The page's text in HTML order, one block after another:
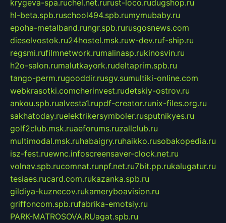
krygeva-spa.ruchel.net.rurust-loco.rudugshop.ru
hl-beta.spb.ruschool494.spb.rumymubaby.ru
epoha-metalband.rungr.spb.rurusgosnews.com
dieselvostok.ru24hostel.msk.ruw-dev.ruf-ship.ru
regsmi.rufilmnetwork.rumalinasp.rukinosvin.ru
h2o-salon.rumalutkayork.rudeltaprim.spb.ru
tango-perm.rugooddir.rusgv.sumultiki-online.com
webkrasotki.comcherinvest.rudetskiy-ostrov.ru
ankou.spb.rualvesta1.rupdf-creator.runix-files.org.ru
sakhatoday.ruelektrikersymboler.rusputnikyes.ru
golf2club.msk.ruaeforums.ruzallclub.ru
multimodal.msk.ruhabaigry.ruhaikko.rusobakopedia.ru
isz-fest.ruewnc.infoscreensaver-clock.net.ru
volnav.spb.rucomnat.runpf.net.ru7bit.pp.rukalugatur.ru
tesiaes.rucard.com.rukazanka.spb.ru
gildiya-kuznecov.rukameryboavision.ru
griffoncom.spb.rufabrika-emotsiy.ru
PARK-MATROSOVA.RUagat.spb.ru